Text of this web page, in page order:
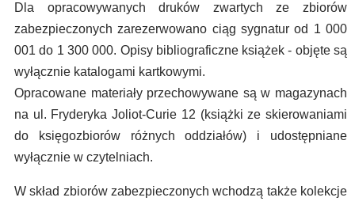
Dla opracowywanych druków zwartych ze zbiorów
zabezpieczonych zarezerwowano ciąg sygnatur od 1 000
001 do 1 300 000. Opisy bibliograficzne książek - objęte są
wyłącznie katalogami kartkowymi.
Opracowane materiały przechowywane są w magazynach
na ul. Fryderyka Joliot-Curie 12 (książki ze skierowaniami
do księgozbiorów różnych oddziałów) i udostępniane
wyłącznie w czytelniach.
W skład zbiorów zabezpieczonych wchodzą także kolekcje